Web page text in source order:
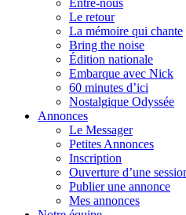
Entre-nous
Le retour
La mémoire qui chante
Bring the noise
Édition nationale
Embarque avec Nick
60 minutes d’ici
Nostalgique Odyssée
Annonces
Le Messager
Petites Annonces
Inscription
Ouverture d’une
Publier une annonce
Mes annonces